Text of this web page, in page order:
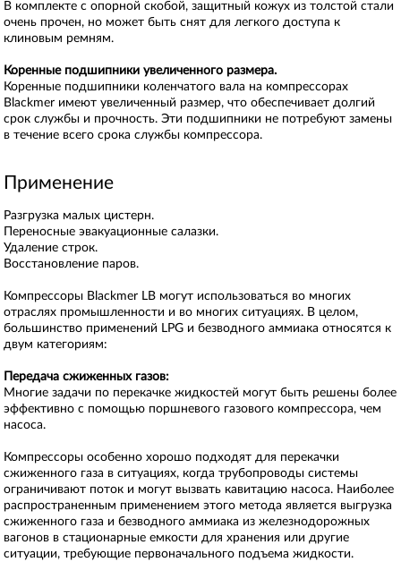
В комплекте с опорной скобой, защитный кожух из толстой стали
очень прочен, но может быть снят для легкого доступа к
клиновым ремням.
Коренные подшипники увеличенного размера.
Коренные подшипники коленчатого вала на компрессорах
Blackmer имеют увеличенный размер, что обеспечивает долгий
срок службы и прочность. Эти подшипники не потребуют замены
в течение всего срока службы компрессора.
Применение
Разгрузка малых цистерн.
Переносные эвакуационные салазки.
Удаление строк.
Восстановление паров.
Компрессоры Blackmer LB могут использоваться во многих
отраслях промышленности и во многих ситуациях. В целом,
большинство применений LPG и безводного аммиака относятся к
двум категориям:
Передача сжиженных газов:
Многие задачи по перекачке жидкостей могут быть решены более
эффективно с помощью поршневого газового компрессора, чем
насоса.
Компрессоры особенно хорошо подходят для перекачки
сжиженного газа в ситуациях, когда трубопроводы системы
ограничивают поток и могут вызвать кавитацию насоса. Наиболее
распространенным применением этого метода является выгрузка
сжиженного газа и безводного аммиака из железнодорожных
вагонов в стационарные емкости для хранения или другие
ситуации, требующие первоначального подъема жидкости.